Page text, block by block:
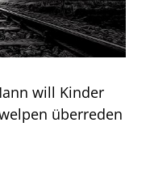
will Kinder
überreden